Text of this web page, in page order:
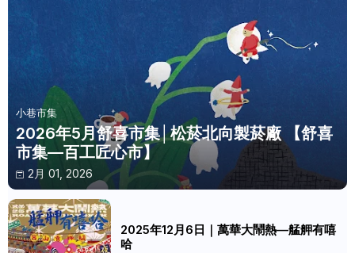
小巷市集
2026年5月舒喜市集│松菸北向製菸廠 【舒喜
市集—百工匠心市】
2月 01, 2026
2025年12月6日｜萬華大鬧熱—艋舺有嘻
哈